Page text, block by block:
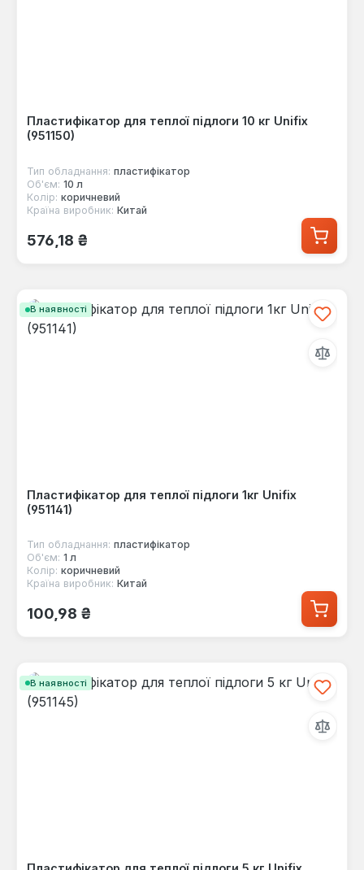
Пластифікатор для теплої підлоги 10 кг Unifix
(951150)
Тип обладнання: пластифікатор
Об'єм: 10 л
Колір: коричневий
Країна виробник: Китай
Звичайна ціна:
576,18 ₴
В наявності
Пластифікатор для теплої підлоги 1кг Unifix
(951141)
Тип обладнання: пластифікатор
Об'єм: 1 л
Колір: коричневий
Країна виробник: Китай
Звичайна ціна:
100,98 ₴
В наявності